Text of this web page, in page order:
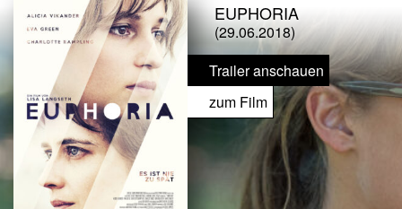
EUPHORIA
(29.06.2018)
Trailer anschauen
zum Film